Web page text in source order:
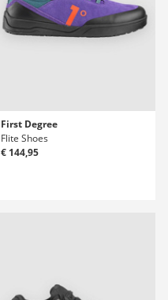
First Degree
Flite Shoes
€ 144,95